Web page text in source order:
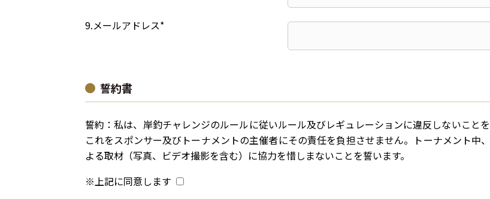
9.メールアドレス*
誓約書
誓約：私は、岸釣チャレンジのルールに従いルール及びレギュレーションに違反しないこと
これをスポンサー及びトーナメントの主催者にその責任を負担させません。トーナメント中
よる取材（写真、ビデオ撮影を含む）に協力を惜しまないことを誓います。
※上記に同意します